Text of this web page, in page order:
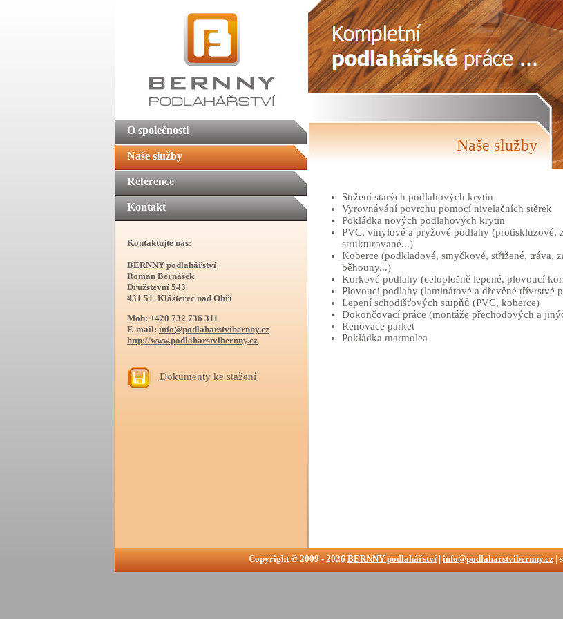
O společnosti
Naše služby
Reference
Kontakt
Kontaktujte nás:
BERNNY podlahářství
Roman Bernášek
Družstevní 543
431 51 Klášterec nad Ohří
Mob: +420 732 736 311
E-mail: info@podlaharstvibernny.cz
http://www.podlaharstvibernny.cz
Dokumenty ke stažení
Naše služby
Stržení starých podlahových krytin
Vyrovnávání povrchu pomocí nivelačních stěrek
Pokládka nových podlahových krytin
PVC, vinylové a pryžové podlahy (protiskluzové,
strukturované...)
Koberce (podkladové, smyčkové, střižené, tráva,
běhouny...)
Korkové podlahy (celoplošně lepené, plovoucí
Plovoucí podlahy (laminátové a dřevěné třívrstvé
Lepení schodišťových stupňů (PVC, koberce)
Dokončovací práce (montáže přechodových a
Renovace parket
Pokládka marmolea
Copyright © 2009 - 2026 BERNNY podlahářství | info@podlaharstvibernny.cz |